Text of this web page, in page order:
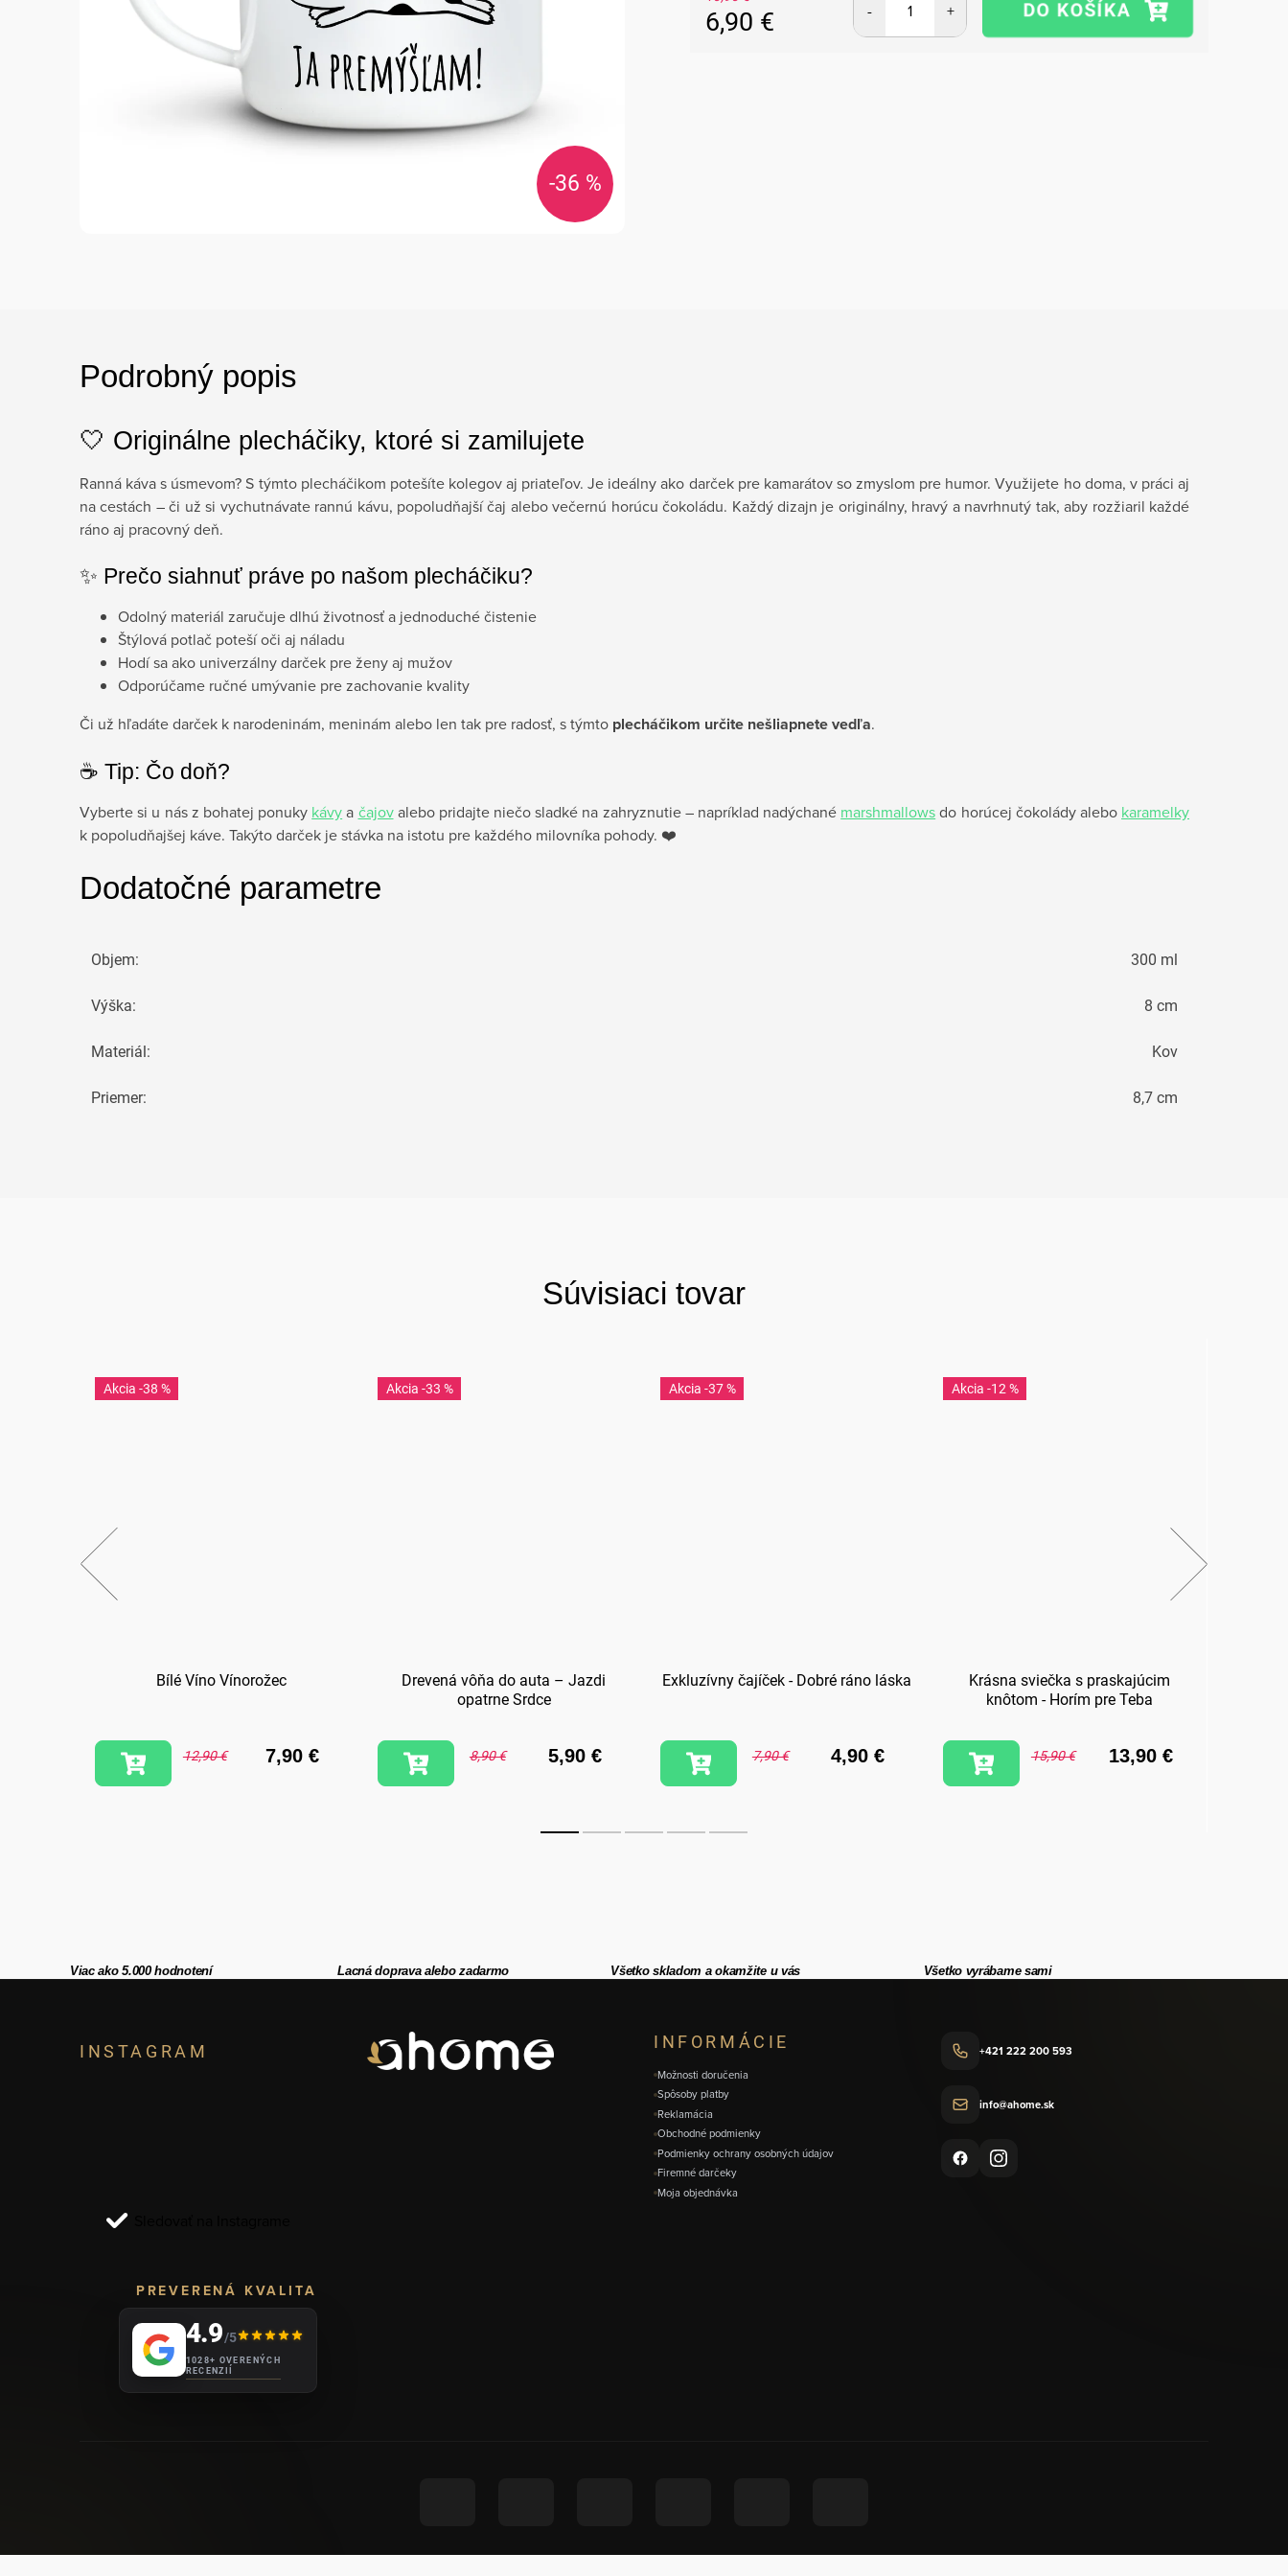
-36 %
6,90 €
Podrobný popis
🤍 Originálne plecháčiky, ktoré si zamilujete
Ranná káva s úsmevom? S týmto plecháčikom potešíte kolegov aj priateľov. Je ideálny ako darček pre kamarátov so zmyslom pre humor. Využijete ho doma, v práci aj
na cestách – či už si vychutnávate rannú kávu, popoludňajší čaj alebo večernú horúcu čokoládu. Každý dizajn je originálny, hravý a navrhnutý tak, aby rozžiaril každé
ráno aj pracovný deň.
✨ Prečo siahnuť práve po našom plecháčiku?
Odolný materiál zaručuje dlhú životnosť a jednoduché čistenie
Štýlová potlač poteší oči aj náladu
Hodí sa ako univerzálny darček pre ženy aj mužov
Odporúčame ručné umývanie pre zachovanie kvality
Či už hľadáte darček k narodeninám, meninám alebo len tak pre radosť, s týmto plecháčikom určite nešliapnete vedľa.
☕️ Tip: Čo doň?
Vyberte si u nás z bohatej ponuky kávya čajovalebo pridajte niečo sladké na zahryznutie – napríklad nadýchané marshmallowsdo horúcej čokolády alebo karamelky
k popoludňajšej káve. Takýto darček je stávka na istotu pre každého milovníka pohody. ❤️
Dodatočné parametre
Objem: 300 ml
Výška: 8 cm
Materiál: Kov
Priemer: 8,7 cm
Súvisiaci tovar
-38 %
Bílé Víno Vínorožec
12,90 € 7,90 €
-33 %
Drevená vôňa do auta – Jazdi
opatrne Srdce
8,90 € 5,90 €
-37 %
Exkluzívny čajíček - Dobré ráno láska
7,90 € 4,90 €
-12 %
Krásna sviečka s praskajúcim
knôtom - Horím pre Teba
15,90 € 13,90 €
Viac ako 5.000 hodnotení Lacná doprava alebo zadarmo Všetko skladom a okamžite u vás Všetko vyrábame sami
INSTAGRAM INFORMÁCIE
Možnosti doručenia
Spôsoby platby
Reklamácia
Obchodné podmienky
Podmienky ochrany osobných údajov
Firemné darčeky
Moja objednávka
+421 222 200 593
info@ahome.sk
PREVERENÁ KVALITA
4.9/5
1028+ OVERENÝCH
RECENZIÍ